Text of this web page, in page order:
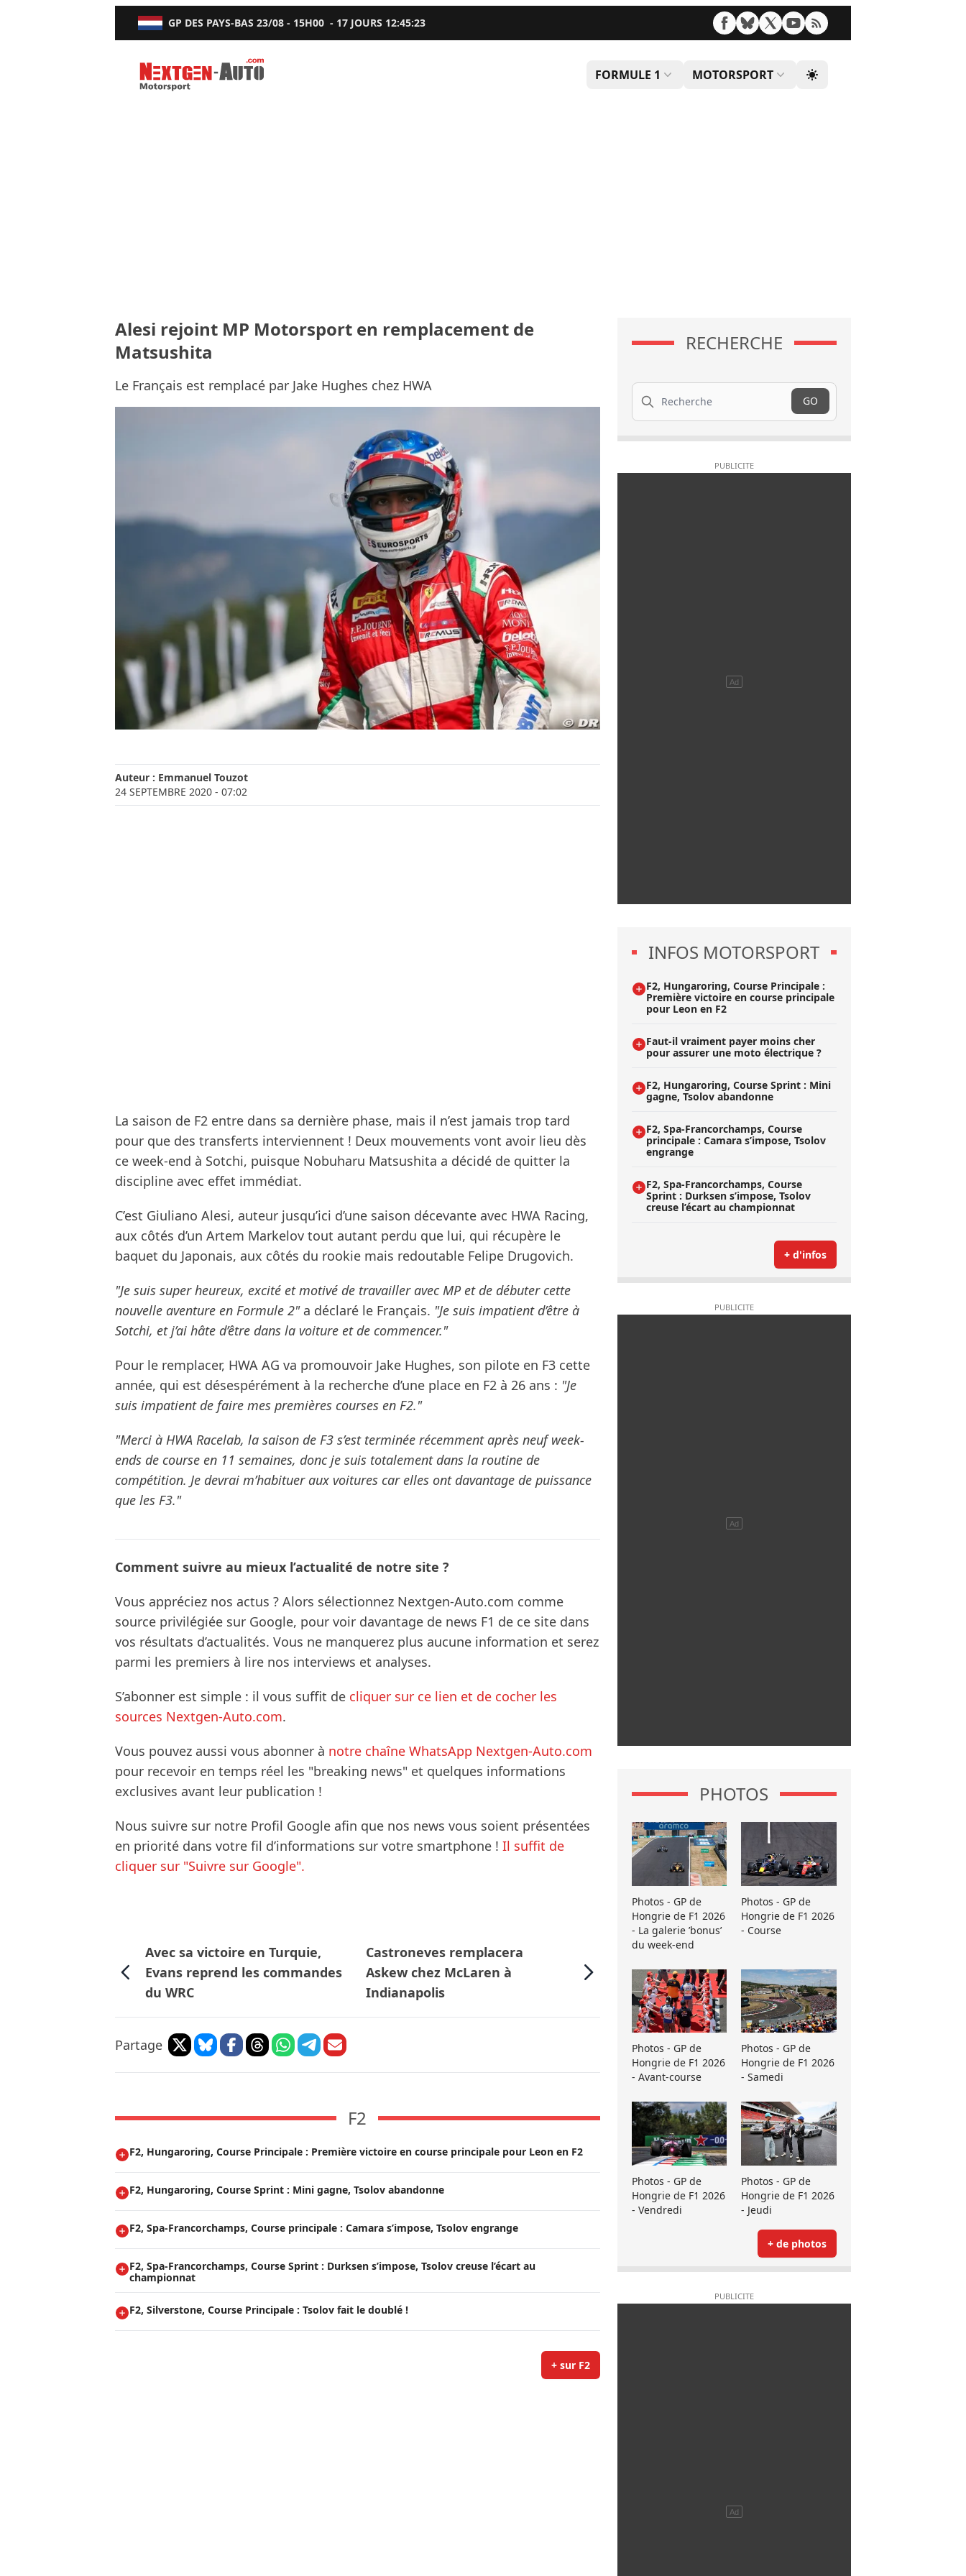
GP DES PAYS-BAS 23/08 - 15H00 - 17 JOURS 12:45:22
Nextgen-Auto.com
FORMULE 1 MOTORSPORT
Alesi rejoint MP Motorsport en remplacement de
Matsushita
Le Français est remplacé par Jake Hughes chez HWA
Auteur : Emmanuel Touzot
24 SEPTEMBRE 2020 - 07:02
La saison de F2 entre dans sa dernière phase, mais il n’est jamais trop tard
pour que des transferts interviennent ! Deux mouvements vont avoir lieu dès
ce week-end à Sotchi, puisque Nobuharu Matsushita a décidé de quitter la
discipline avec effet immédiat.
C’est Giuliano Alesi, auteur jusqu’ici d’une saison décevante avec HWA Racing,
aux côtés d’un Artem Markelov tout autant perdu que lui, qui récupère le
baquet du Japonais, aux côtés du rookie mais redoutable Felipe Drugovich.
"Je suis super heureux, excité et motivé de travailler avec MP et de débuter cette
nouvelle aventure en Formule 2"a déclaré le Français. "Je suis impatient d’être à
Sotchi, et j’ai hâte d’être dans la voiture et de commencer."
Pour le remplacer, HWA AG va promouvoir Jake Hughes, son pilote en F3 cette
année, qui est désespérément à la recherche d’une place en F2 à 26 ans : "Je
suis impatient de faire mes premières courses en F2."
"Merci à HWA Racelab, la saison de F3 s’est terminée récemment après neuf week-
ends de course en 11 semaines, donc je suis totalement dans la routine de
compétition. Je devrai m’habituer aux voitures car elles ont davantage de puissance
que les F3."
Comment suivre au mieux l’actualité de notre site ?
Vous appréciez nos actus ? Alors sélectionnez Nextgen-Auto.com comme
source privilégiée sur Google, pour voir davantage de news F1 de ce site dans
vos résultats d’actualités. Vous ne manquerez plus aucune information et serez
parmi les premiers à lire nos interviews et analyses.
S’abonner est simple : il vous suffit de cliquer sur ce lien et de cocher les
sources Nextgen-Auto.com.
Vous pouvez aussi vous abonner à notre chaîne WhatsApp Nextgen-Auto.com
pour recevoir en temps réel les "breaking news" et quelques informations
exclusives avant leur publication !
Nous suivre sur notre Profil Google afin que nos news vous soient présentées
en priorité dans votre fil d’informations sur votre smartphone ! Il suffit de
cliquer sur "Suivre sur Google".
Avec sa victoire en Turquie,
Evans reprend les commandes
du WRC
Castroneves remplacera
Askew chez McLaren à
Indianapolis
Partage
F2
F2, Hungaroring, Course Principale : Première victoire en course principale pour Leon en F2
F2, Hungaroring, Course Sprint : Mini gagne, Tsolov abandonne
F2, Spa-Francorchamps, Course principale : Camara s’impose, Tsolov engrange
F2, Spa-Francorchamps, Course Sprint : Durksen s’impose, Tsolov creuse l’écart au
championnat
F2, Silverstone, Course Principale : Tsolov fait le doublé !
+ sur F2
RECHERCHE
Recherche
GO
INFOS MOTORSPORT
F2, Hungaroring, Course Principale :
Première victoire en course principale
pour Leon en F2
Faut-il vraiment payer moins cher
pour assurer une moto électrique ?
F2, Hungaroring, Course Sprint : Mini
gagne, Tsolov abandonne
F2, Spa-Francorchamps, Course
principale : Camara s’impose, Tsolov
engrange
F2, Spa-Francorchamps, Course
Sprint : Durksen s’impose, Tsolov
creuse l’écart au championnat
+ d'infos
PHOTOS
Photos - GP de
Hongrie de F1 2026
- La galerie ’bonus’
du week-end
Photos - GP de
Hongrie de F1 2026
- Course
Photos - GP de
Hongrie de F1 2026
- Avant-course
Photos - GP de
Hongrie de F1 2026
- Samedi
Photos - GP de
Hongrie de F1 2026
- Vendredi
Photos - GP de
Hongrie de F1 2026
- Jeudi
+ de photos